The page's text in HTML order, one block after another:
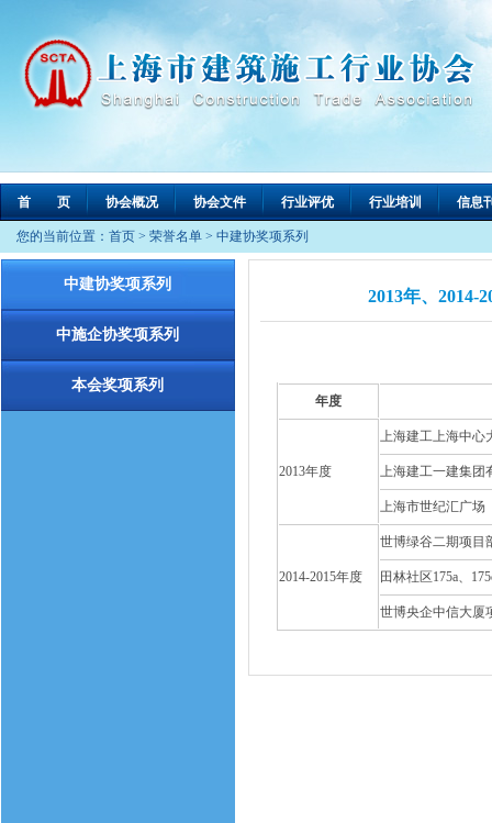
首 页 协会概况 协会文件 行业评优 行业培训 信息
您的当前位置： 首页 > 荣誉名单 > 中建协奖项系列
中建协奖项系列
中施企协奖项系列
本会奖项系列
2013年、2014-
年度
2013年度
上海建工上海中心
上海建工一建集团
上海市世纪汇广场
2014-2015年度
世博绿谷二期项目
田林社区175a、
世博央企中信大厦